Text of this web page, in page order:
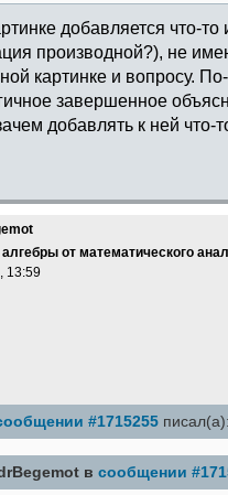
добавляется что-то
производной?), не
картинке и вопросу.
завершенное
добавлять к ней что-
от математического
13:59
#1715255 писал(а):
в сообщении